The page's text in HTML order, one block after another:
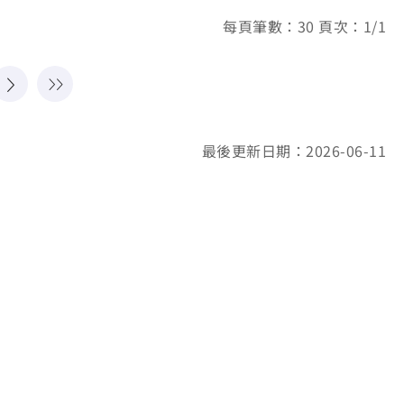
每頁筆數：30 頁次：1/1
最後更新日期：2026-06-11